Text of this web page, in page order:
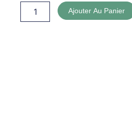
Ajouter Au Panier